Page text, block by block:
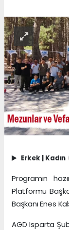
Erkek | Kadın
Programın
Platformu
Başkanı Enes
AGD Isparta